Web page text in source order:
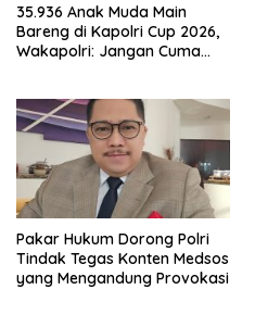
35.936 Anak Muda Main
Bareng di Kapolri Cup 2026,
Wakapolri: Jangan Cuma
Pakar Hukum Dorong Polri
Tindak Tegas Konten Medsos
yang Mengandung Provokasi